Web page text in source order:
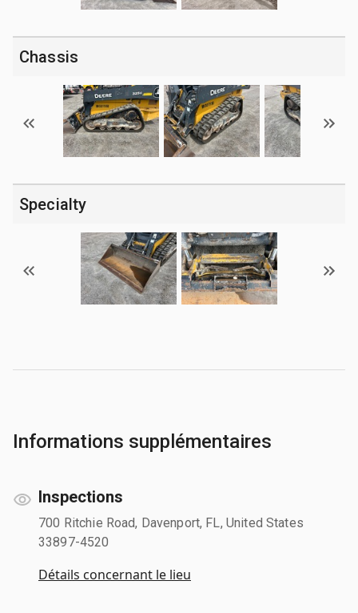
Chassis
Specialty
Informations supplémentaires
Inspections
700 Ritchie Road, Davenport, FL, United States
33897-4520
Détails concernant le lieu